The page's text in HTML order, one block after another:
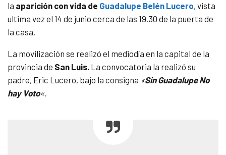
la aparición con vida de Guadalupe Belén Lucero, vista
ultima vez el 14 de junio cerca de las 19.30 de la puerta de
la casa.
La movilización se realizó el mediodía en la capital de la
provincia de San Luis. La convocatoria la realizó su
padre, Eric Lucero, bajo la consigna «Sin Guadalupe No
hay Voto«.